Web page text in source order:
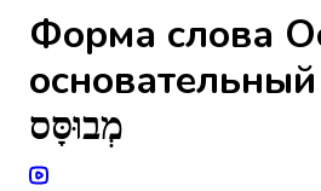
Форма слова
основательный
מְבוּסָּס